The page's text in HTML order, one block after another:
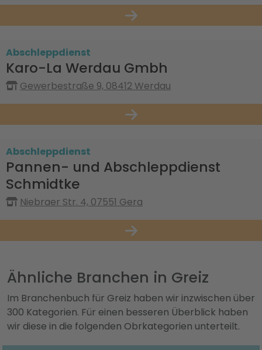
Abschleppdienst
Karo-La Werdau Gmbh
Gewerbestraße 9, 08412 Werdau
Abschleppdienst
Pannen- und Abschleppdienst
Schmidtke
Niebraer Str. 4, 07551 Gera
Ähnliche Branchen in Greiz
Im Branchenbuch für Greiz haben wir inzwischen über
300 Kategorien. Für einen besseren Überblick haben
wir diese in die folgenden Obrkategorien unterteilt.